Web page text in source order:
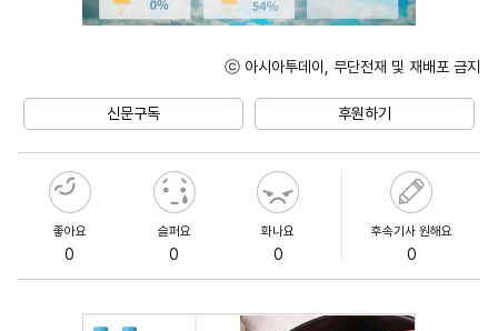
ⓒ 아시아투데이, 무단전재 및 재배포 금지
신문구독 후원하기
좋아요
0
슬퍼요
0
화나요
0
후속기사 원해요
0